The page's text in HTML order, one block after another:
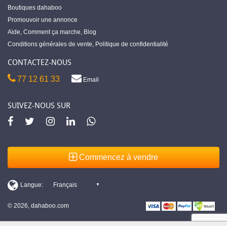
Boutiques dahaboo
Promouvoir une annonce
Aide, Comment ça marche, Blog
Conditions générales de vente, Politique de confidentialité
CONTACTEZ-NOUS
77 12 61 33 Email
SUIVEZ-NOUS SUR
Commencez à vendre
© 2026, dahaboo.com